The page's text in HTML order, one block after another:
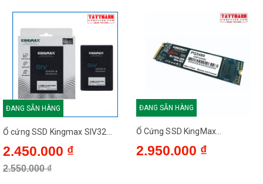
ĐANG SẴN HÀNG
Ổ cứng SSD Kingmax SIV32...
2.450.000 ₫
2.550.000 ₫
ĐANG SẴN HÀNG
Ổ Cứng SSD KingMax...
2.950.000 ₫